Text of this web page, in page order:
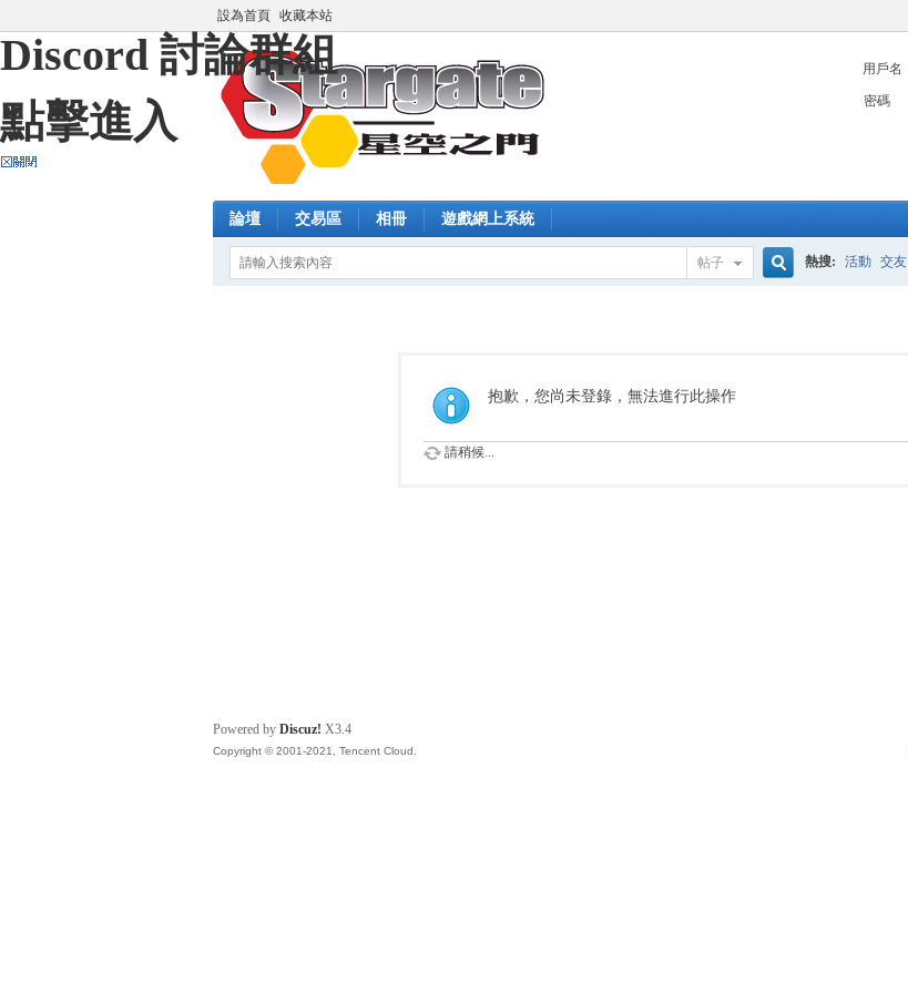
設為首頁 收藏本站
用戶名
密碼
論壇 交易區 相冊 遊戲網上系統
帖子 熱搜: 活動 交友
抱歉，您尚未登錄，無法進行此操作
請稍候...
Discord 討論群組
點擊進入
Powered by Discuz! X3.4
Copyright © 2001-2021, Tencent Cloud.